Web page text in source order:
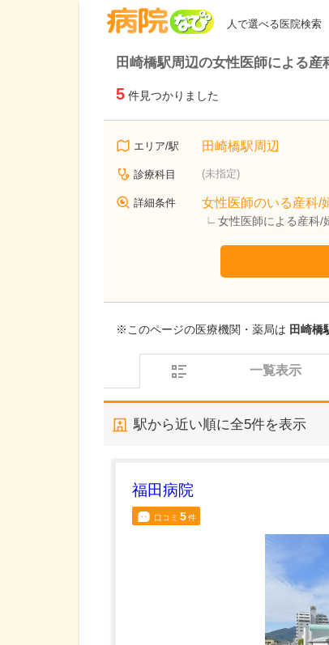
人で選べる医院検索
田崎橋駅周辺の女性医師による
5 件見つかりました
エリア/駅 田崎橋駅周辺
診療科目 (未指定)
詳細条件 女性医師のいる産科/
女性医師による産科/
※このページの医療機関・薬局は 田崎橋
一覧表示
駅から近い順に全5件を表示
福田病院
口コミ 5件